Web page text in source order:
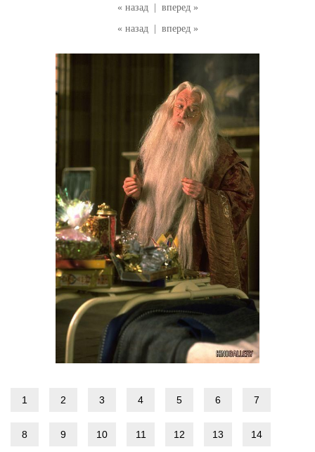
« назад
вперед »
« назад
вперед »
1 2 3 4 5 6 7
8 9 10 11 12 13 14